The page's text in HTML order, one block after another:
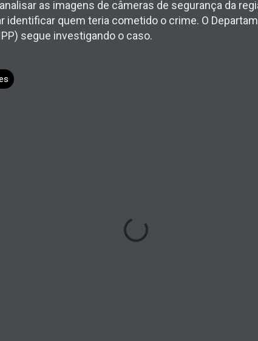
as imagens de câmeras de segurança da
identificar quem teria cometido o crime. O
segue investigando o caso.